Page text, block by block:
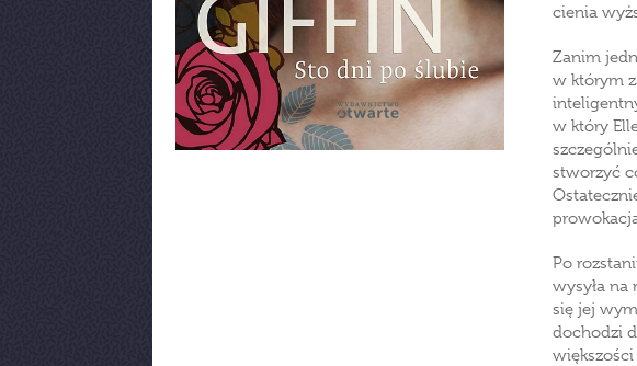
cienia
Zanim
w którym
w który
stworzyć
Po
wysyła na
się jej
dochodzi